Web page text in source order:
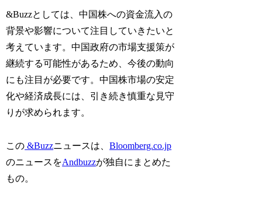
&Buzzとしては、中国株への資金流入の
背景や影響について注目していきたいと
考えています。中国政府の市場支援策が
継続する可能性があるため、今後の動向
にも注目が必要です。中国株市場の安定
化や経済成長には、引き続き慎重な見守
りが求められます。
この &Buzzニュースは、Bloomberg.co.jp
のニュースをAndbuzzが独自にまとめた
もの。